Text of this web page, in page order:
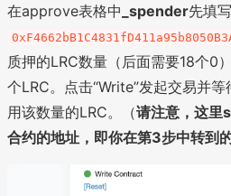
在approve表格中 _spender先填
质押的LRC数量（后面需要18个0
个LRC。点击“Write”发起交易并
用该数量的LRC。（请注意，这里
合约的地址，即你在第3步中转到